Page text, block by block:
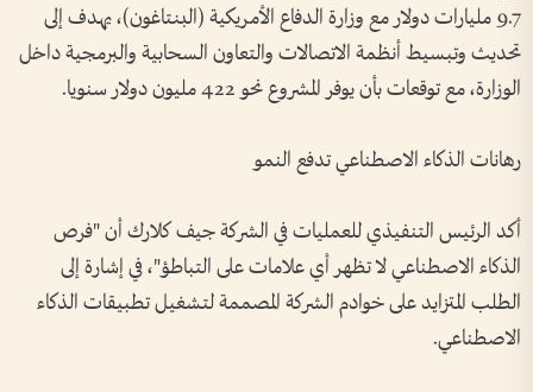
9.7 مليارات دولار مع وزارة الدفاع الأمريكية (البنتاغون)، يهدف إلى
تحديث وتبسيط أنظمة الاتصالات والتعاون السحابية والبرمجية داخل
الوزارة، مع توقعات بأن يوفر المشروع نحو 422 مليون دولار سنويا.
رهانات الذكاء الاصطناعي تدفع النمو
أكد الرئيس التنفيذي للعمليات في الشركة جيف كلارك أن "فرص
الذكاء الاصطناعي لا تظهر أي علامات على التباطؤ"، في إشارة إلى
الطلب المتزايد على خوادم الشركة المصممة لتشغيل تطبيقات الذكاء
الاصطناعي.